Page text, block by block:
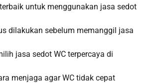
untuk menggunakan jasa sedot
dilakukan sebelum memanggil jasa
jasa sedot WC terpercaya di
menjaga agar WC tidak cepat